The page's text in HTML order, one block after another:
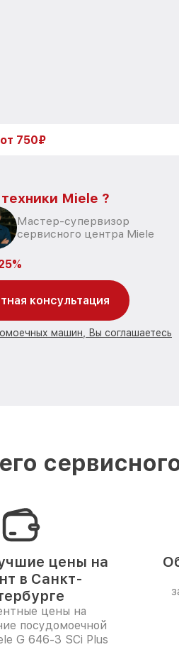
от 750₽
Miele ?
Мастер-супервизор
сервисного центра Miele
консультация
машин, Вы соглашаетесь
цены на
в Санкт-
цены на
посудомоечной
G 646-3 SCi Plus